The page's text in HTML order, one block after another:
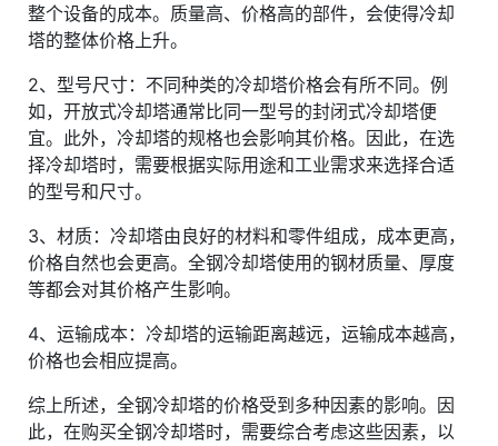
整个设备的成本。质量高、价格高的部件，会使得冷却
塔的整体价格上升。
2、型号尺寸：不同种类的冷却塔价格会有所不同。例
如，开放式冷却塔通常比同一型号的封闭式冷却塔便
宜。此外，冷却塔的规格也会影响其价格。因此，在选
择冷却塔时，需要根据实际用途和工业需求来选择合适
的型号和尺寸。
3、材质：冷却塔由良好的材料和零件组成，成本更高，
价格自然也会更高。全钢冷却塔使用的钢材质量、厚度
等都会对其价格产生影响。
4、运输成本：冷却塔的运输距离越远，运输成本越高，
价格也会相应提高。
综上所述，全钢冷却塔的价格受到多种因素的影响。因
此，在购买全钢冷却塔时，需要综合考虑这些因素，以